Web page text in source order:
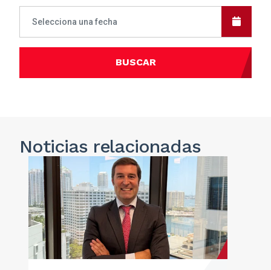
BUSCAR
Noticiasrelacionadas